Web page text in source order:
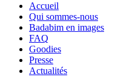
Accueil
Qui sommes-nous
Badabim en images
FAQ
Goodies
Presse
Actualités